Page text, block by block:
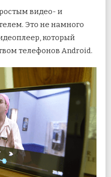
видео- и
Это не намного
который
телефонов Android.